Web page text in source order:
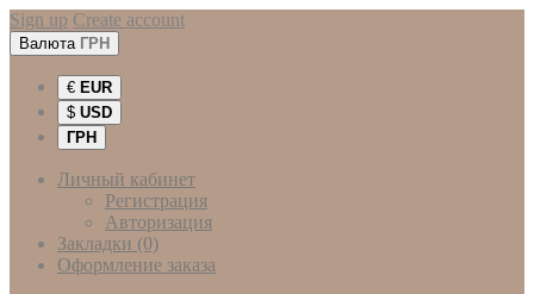
Sign up Create account
Валюта ГРН
€ EUR
$ USD
ГРН
Личный кабинет
Регистрация
Авторизация
Закладки (0)
Оформление заказа